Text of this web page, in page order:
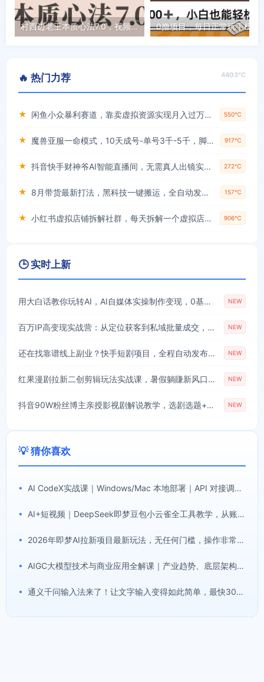
村西边老王本质心法7.0，​视频课+《本质心法》电子版
🔥 热门力荐 4403℃
★ 闲鱼小众暴利赛道，靠卖虚拟资源实现月入过万，谁做谁赚钱 550℃
★ 魔兽亚服一命模式，10天成号-单号3千-5千，脚本全自动操作，保姆级教学【揭秘】 917℃
★ 抖音快手财神爷AI智能直播间，无需真人出镜实时互动，不封号礼物打赏赚到手软 272℃
★ 8月带货最新打法，黑科技一键搬运，全自动发布单日5张+，提供矩阵玩法+无限账号【揭秘】 157℃
★ 小红书虚拟店铺拆解社群，每天拆解一个虚拟店，简单实用(赠送小红书虚拟教程) 906℃
🕒 实时上新
用大白话教你玩转AI，AI自媒体实操制作变现，0基础也能上手，从内容到变现 NEW
百万IP高变现实战营：从定位获客到私域批量成交，搭建完整IP商业闭环 NEW
还在找靠谱线上副业？快手短剧项目，全程自动发布内容，不用熬夜做视频，轻松日入500+【揭秘】 NEW
红果漫剧拉新二创剪辑玩法实战课，暑假躺賺新风口，单个新用户佣金7米，日入4位数(更新0808) NEW
抖音90W粉丝博主亲授影视剧解说教学，选剧选题+文案模板+AI指令+剪辑配音+封面全流程变现，解锁精选独家收益 NEW
💡 猜你喜欢
• AI CodeX实战课｜Windows/Mac 本地部署｜API 对接调通｜Skill 自制｜漫剧剪辑｜网站 VR 项目｜AI项目落地全教程
• AI+短视频｜DeepSeek即梦豆包小云雀全工具教学，从账号定位到剪映剪辑，零基础也能快速上手做爆款
• 2026年即梦AI拉新项目最新玩法，无任何门槛，操作非常简单，人人都可做，拉新佣金最高13米每单(更新08月07日)
• AIGC大模型技术与商业应用全解课｜产业趋势、底层架构、MaaS商业模式、全行业场景落地实战教程
• 通义千问输入法来了！让文字输入变得如此简单，最快300字/分，AI自动润色，说话秒变工整文字